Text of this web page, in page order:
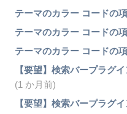
テーマのカラー コードの
テーマのカラー コードの
テーマのカラー コードの
【要望】検索バープラグ
(1 か月前)
【要望】検索バープラグ